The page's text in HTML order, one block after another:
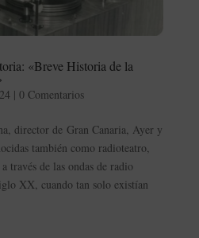
«Breve Historia de la
| 0 Comentarios
director de Gran Canaria, Ayer y
también como radioteatro,
través de las ondas de radio
XX, cuando tan solo existían